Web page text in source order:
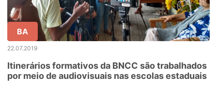
BA
22.07.2019
Itinerários formativos da BNCC são trabalhados
por meio de audiovisuais nas escolas estaduais